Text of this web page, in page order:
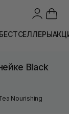
БЕСТСЕЛЛЕРЫ
Black
Nourishing